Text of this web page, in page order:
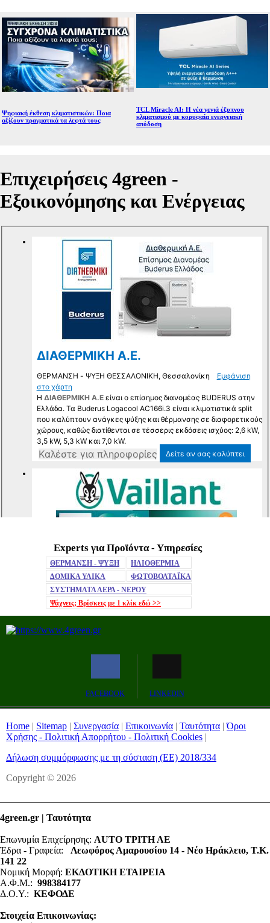
Ψηφιακή έκθεση κλιματιστικών: Ποια
αξίζουν πραγματικά τα λεφτά τους
TCL Miracle AI: Η νέα γενιά έξυπνου
κλιματισμού με κορυφαία ενεργειακή
απόδοση
MuteExperts για Προϊόντα - Υπηρεσίες
ΘΕΡΜΑΝΣΗ - ΨΥΞΗ
ΗΛΙΟΘΕΡΜΙΑ
ΔΟΜΙΚΑ ΥΛΙΚΑ
ΦΩΤΟΒΟΛΤΑΪΚΑ
ΣΥΣΤΗΜΑΤΑ ΑΕΡΑ - ΝΕΡΟΥ
Ψάχνεις; Βρίσκεις με 1 κλίκ εδώ >>
FACEBOOK LINKEDIN
Home | Sitemap | Συνεργασία | Επικοινωνία | Ταυτότητα |Όροι
Χρήσης - Πολιτική Απορρήτου - Πολιτική Cookies |
Δήλωση συμμόρφωσης με τη σύσταση (ΕΕ) 2018/334
Copyright © 2026
4green.gr | Ταυτότητα
Επωνυμία Επιχείρησης: AUTO ΤΡΙΤΗ ΑΕ
Έδρα - Γραφεία: Λεωφόρος Αμαρουσίου 14 - Νέο Ηράκλειο, Τ.Κ.
141 22
Νομική Μορφή: ΕΚΔΟΤΙΚΗ ΕΤΑΙΡΕΙΑ
Α.Φ.Μ.: 998384177
Δ.Ο.Υ.: ΚΕΦΟΔΕ
Στοιχεία Επικοινωνίας: